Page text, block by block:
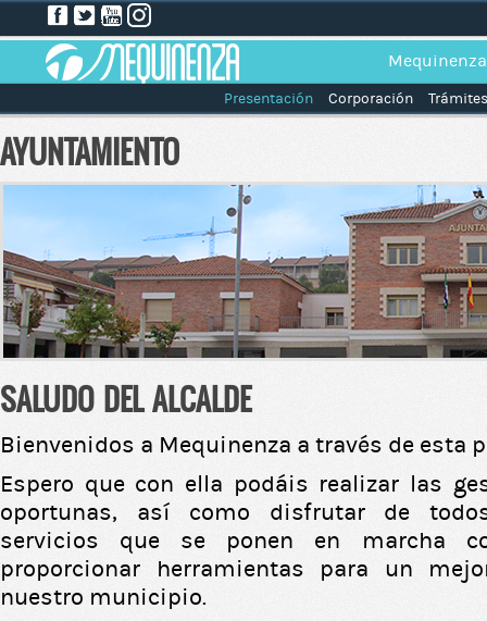
Mequinenza
Presentación Corporación Trámites
AYUNTAMIENTO
SALUDO DEL ALCALDE
Bienvenidos a Mequinenza a través de esta
Espero que con ella podáis realizar las
oportunas, así como disfrutar de
servicios que se ponen en marcha
proporcionar herramientas para un
nuestro municipio.